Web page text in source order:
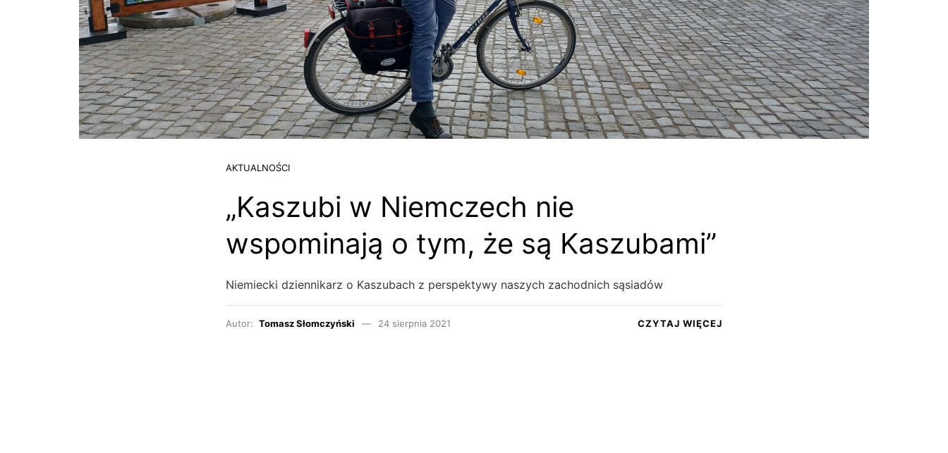
AKTUALNOŚCI
„Kaszubi w Niemczech nie
wspominają o tym, że są Kaszubami”
Niemiecki dziennikarz o Kaszubach z perspektywy naszych zachodnich sąsiadów
Autor: Tomasz Słomczyński 24 sierpnia 2021 CZYTAJ WIĘCEJ